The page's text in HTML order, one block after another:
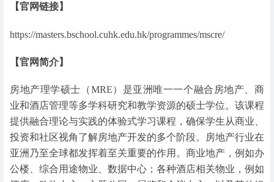
【官网链接】
https://masters.bschool.cuhk.edu.hk/programmes/mscre/
【官网简介】
房地产理学硕士（MRE）是亚洲唯一一个融合房地产、商
业和酒店管理等多学科研究和教学资源的硕士学位。该课程
提供融合理论与实践的体验式学习课程，确保学生从商业、
投资和社区视角了解房地产开发的多个阶段。房地产行业在
亚洲乃至全球都发挥着至关重要的作用。商业地产，例如办
公楼、综合用途物业、数据中心；各种酒店相关物业，例如